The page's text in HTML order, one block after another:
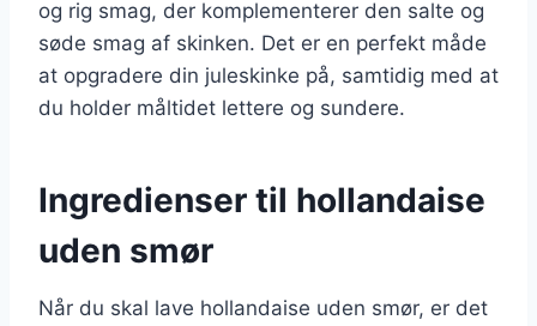
og rig smag, der komplementerer den salte og
søde smag af skinken. Det er en perfekt måde
at opgradere din juleskinke på, samtidig med at
du holder måltidet lettere og sundere.
Ingredienser til hollandaise
uden smør
Når du skal lave hollandaise uden smør, er det